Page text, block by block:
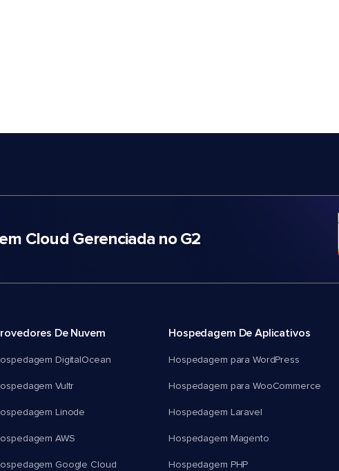
Cloud Gerenciada no G2
De Nuvem
DigitalOcean
Vultr
Linode
AWS
Google Cloud
Hospedagem De Aplicativos
Hospedagem para WordPress
Hospedagem para WooCommerce
Hospedagem Laravel
Hospedagem Magento
Hospedagem PHP